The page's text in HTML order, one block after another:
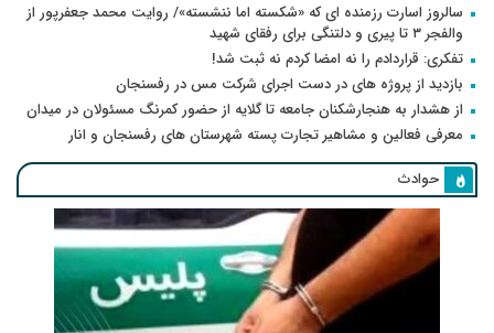
سالروز اسارت رزمنده ای که «شکسته اما ننشسته»/ روایت محمد جعفرپور از
والفجر ۳ تا پیری و دلتنگی برای رفقای شهید
تفکری: قراردادم را نه امضا کردم نه ثبت شد!
بازدید از پروژه های در دست اجرای شرکت مس در رفسنجان
از هشدار به هنجارشکنان جامعه تا گلایه از حضور کمرنگ مسئولان در میدان
معرفی فعالین و مشاهیر تجارت پسته شهرستان های رفسنجان و انار
حوادث